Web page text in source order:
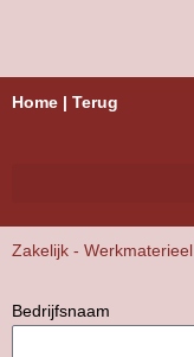
Home | Terug
Zakelijk - Werkmaterieel
Bedrijfsnaam